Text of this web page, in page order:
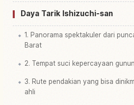
Daya Tarik Ishizuchi-san
1. Panorama spektakuler dari
Barat
2. Tempat suci kepercayaan
3. Rute pendakian yang bisa
ahli